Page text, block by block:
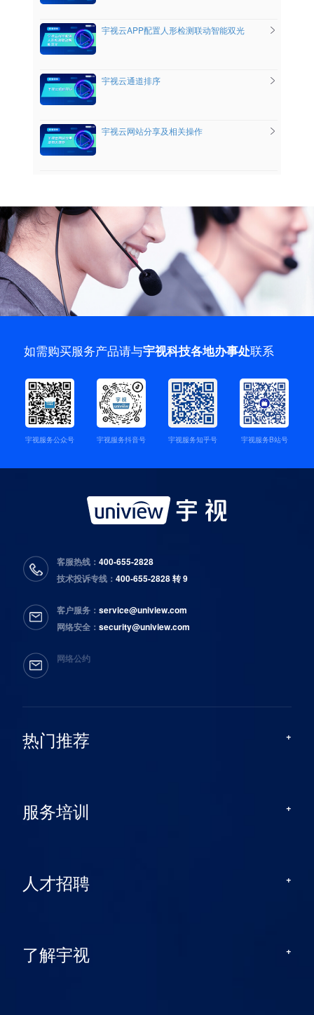
宇视云APP配置人形检测联动智能双光
宇视云通道排序
宇视云网站分享及相关操作
如需购买服务产品请与宇视科技各地办事处联系
宇视服务公众号 宇视服务抖音号 宇视服务知乎号 宇视服务B站号
热门推荐
服务培训
人才招聘
了解宇视
客服热线：400-655-2828
技术投诉专线：400-655-2828 转 9
客户服务：service@uniview.com
网络安全：security@uniview.com
网络公约